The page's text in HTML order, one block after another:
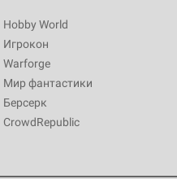
Hobby World
Игрокон
Warforge
Мир фантастики
Берсерк
CrowdRepublic